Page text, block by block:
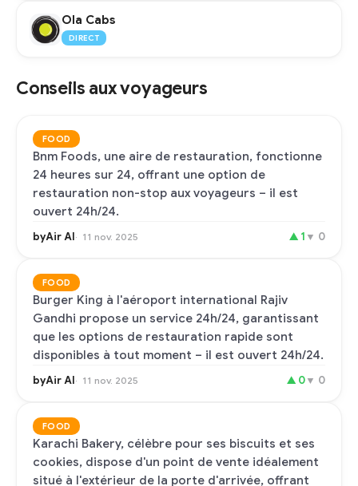
Ola Cabs
DIRECT
Conseils aux voyageurs
FOOD
Bnm Foods, une aire de restauration, fonctionne
24 heures sur 24, offrant une option de
restauration non-stop aux voyageurs – il est
ouvert 24h/24.
byAir AI 11 nov. 2025 ▲ 1 ▼ 0
FOOD
Burger King à l'aéroport international Rajiv
Gandhi propose un service 24h/24, garantissant
que les options de restauration rapide sont
disponibles à tout moment – il est ouvert 24h/24.
byAir AI 11 nov. 2025 ▲ 0▼ 0
FOOD
Karachi Bakery, célèbre pour ses biscuits et ses
cookies, dispose d'un point de vente idéalement
situé à l'extérieur de la porte d'arrivée, offrant